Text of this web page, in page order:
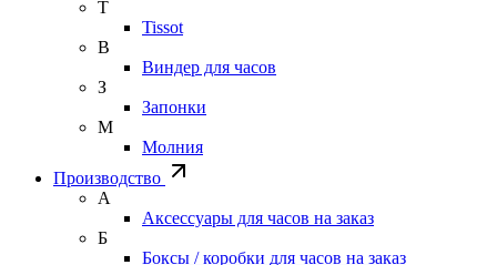
T
Tissot
В
Виндер для часов
З
Запонки
М
Молния
Производство
А
Аксессуары для часов на заказ
Б
Боксы / коробки для часов на заказ